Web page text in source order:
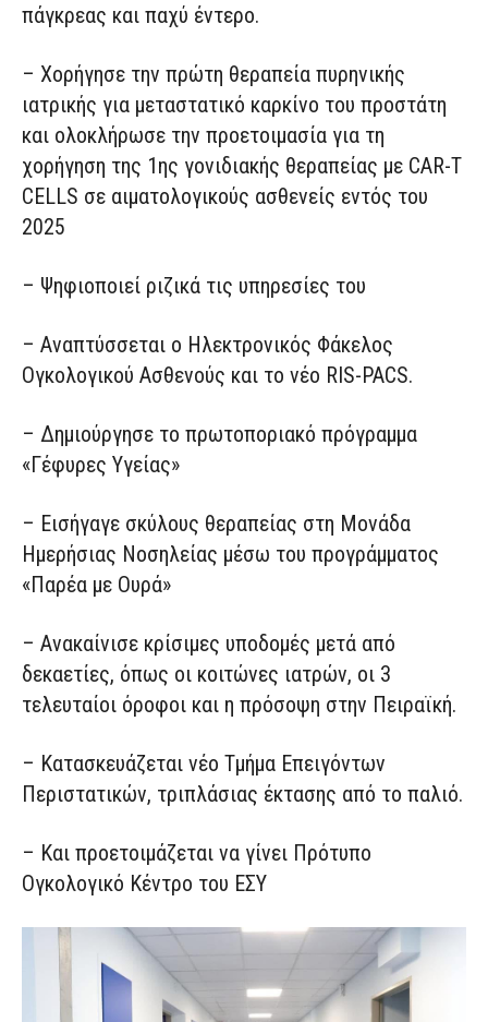
πάγκρεας και παχύ έντερο.
– Χορήγησε την πρώτη θεραπεία πυρηνικής
ιατρικής για μεταστατικό καρκίνο του προστάτη
και ολοκλήρωσε την προετοιμασία για τη
χορήγηση της 1ης γονιδιακής θεραπείας με CAR-T
CELLS σε αιματολογικούς ασθενείς εντός του
2025
– Ψηφιοποιεί ριζικά τις υπηρεσίες του
– Αναπτύσσεται ο Ηλεκτρονικός Φάκελος
Ογκολογικού Ασθενούς και το νέο RIS-PACS.
– Δημιούργησε το πρωτοποριακό πρόγραμμα
«Γέφυρες Υγείας»
– Εισήγαγε σκύλους θεραπείας στη Μονάδα
Ημερήσιας Νοσηλείας μέσω του προγράμματος
«Παρέα με Ουρά»
– Ανακαίνισε κρίσιμες υποδομές μετά από
δεκαετίες, όπως οι κοιτώνες ιατρών, οι 3
τελευταίοι όροφοι και η πρόσοψη στην Πειραϊκή.
– Κατασκευάζεται νέο Τμήμα Επειγόντων
Περιστατικών, τριπλάσιας έκτασης από το παλιό.
– Και προετοιμάζεται να γίνει Πρότυπο
Ογκολογικό Κέντρο του ΕΣΥ